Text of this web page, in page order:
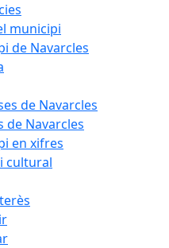
municipi
de Navarcles
de Navarcles
de Navarcles
en xifres
cultural